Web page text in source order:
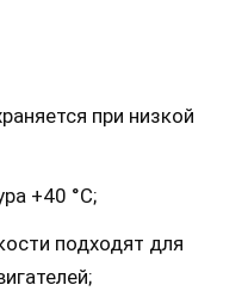
при низкой
+40 °С;
подходят для